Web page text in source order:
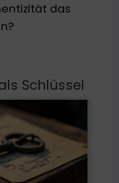
das
Schlüssel